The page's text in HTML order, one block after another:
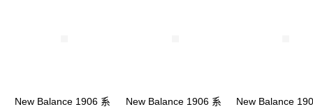
New Balance 1906 系
New Balance 1906 系
New Balance